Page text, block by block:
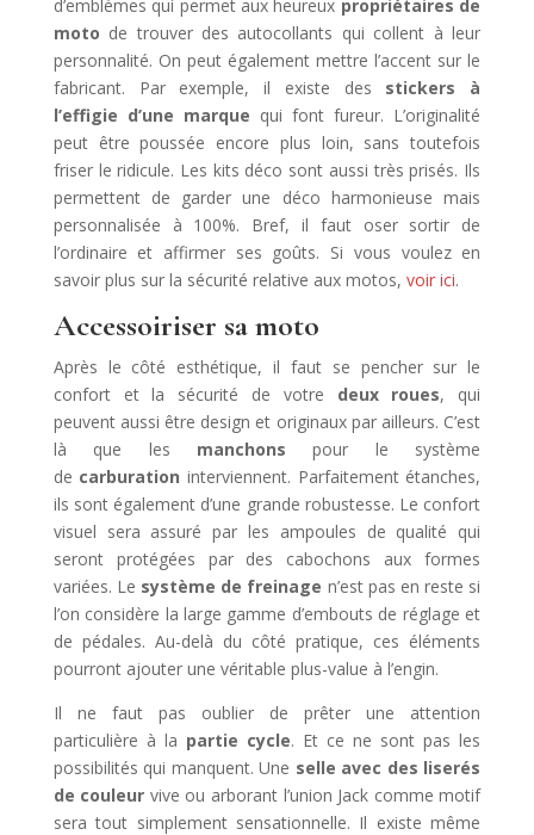
d’emblèmes qui permet aux heureux propriétaires de
moto de trouver des autocollants qui collent à leur
personnalité. On peut également mettre l’accent sur le
fabricant. Par exemple, il existe des stickers
à
l’effigie d’une marque qui font fureur. L’originalité
peut être poussée encore plus loin, sans toutefois
friser le ridicule. Les kits déco sont aussi très prisés. Ils
permettent de garder une déco harmonieuse mais
personnalisée à 100%. Bref, il faut oser sortir de
l’ordinaire et affirmer ses goûts. Si vous voulez en
savoir plus sur la sécurité relative aux motos, voir ici.
Accessoiriser sa moto
Après le côté esthétique, il faut se pencher sur le
confort et la sécurité de votre deux roues, qui
peuvent aussi être design et originaux par ailleurs. C’est
là que les manchonspour le système
de carburation interviennent. Parfaitement étanches,
ils sont également d’une grande robustesse. Le confort
visuel sera assuré par les ampoules de qualité qui
seront protégées par des cabochons aux formes
variées. Le système de freinage n’est pas en reste si
l’on considère la large gamme d’embouts de réglage et
de pédales. Au-delà du côté pratique, ces éléments
pourront ajouter une véritable plus-value à l’engin.
Il ne faut pas oublier de prêter une attention
particulière à la partie cycle. Et ce ne sont pas les
possibilités qui manquent. Une selle avec des liserés
de couleur vive ou arborant l’union Jack comme motif
sera tout simplement sensationnelle. Il existe même